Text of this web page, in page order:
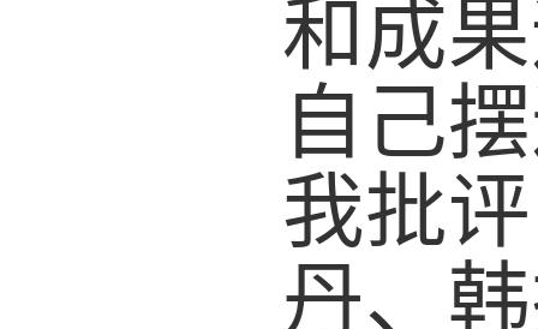
和成
自己
我批
丹、